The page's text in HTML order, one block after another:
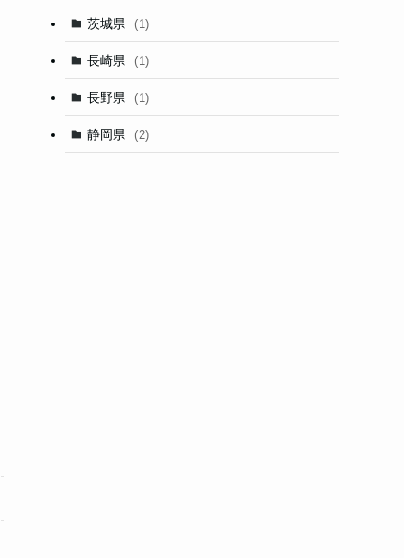
茨城県 (1)
長崎県 (1)
長野県 (1)
静岡県 (2)